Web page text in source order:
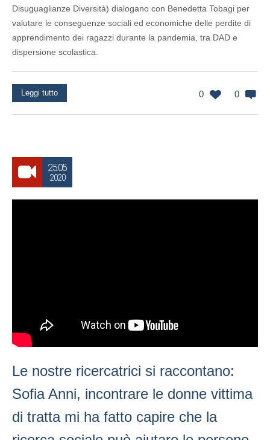
Disuguaglianze Diversità) dialogano con Benedetta Tobagi per
valutare le conseguenze sociali ed economiche delle perdite di
apprendimento dei ragazzi durante la pandemia, tra DAD e
dispersione scolastica.
0 0
Leggi tutto
25.05
2020
Le nostre ricercatrici si raccontano:
Sofia Anni, incontrare le donne vittima
di tratta mi ha fatto capire che la